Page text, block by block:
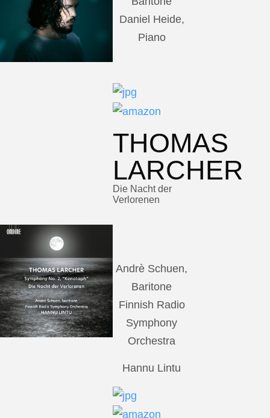
Daniel Heide,
Piano
THOMAS
LARCHER
Die Nacht der
Verlorenen
Andrè Schuen,
Baritone
Finnish Radio
Symphony
Orchestra
Hannu Lintu